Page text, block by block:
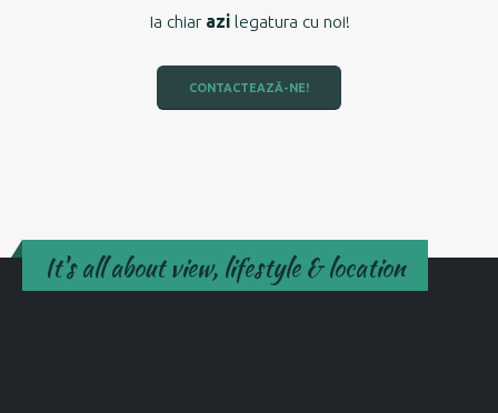
Ia chiar azilegatura cu noi!
CONTACTEAZĂ-NE!
It's all about view, lifestyle & location